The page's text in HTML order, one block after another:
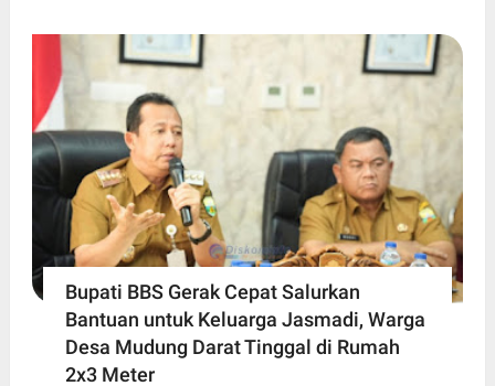
Bupati BBS Gerak Cepat Salurkan
Bantuan untuk Keluarga Jasmadi, Warga
Desa Mudung Darat Tinggal di Rumah
2x3 Meter